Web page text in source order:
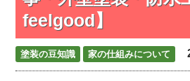
feelgood】
塗装の豆知識 家の仕組みについて